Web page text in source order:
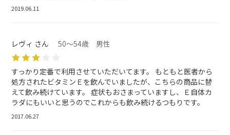
2019.06.11
レヴィ さん 50～54歳 男性
すっかり定番で利用させていただいてます。 もともと医者から
処方されたビタミンＥを飲んでいましたが、こちらの商品に替
えて飲み続けています。 症状もおさまっていますし、Ｅ自体カ
ラダにもいいと思うのでこれからも飲み続けるつもりです。
2017.06.27